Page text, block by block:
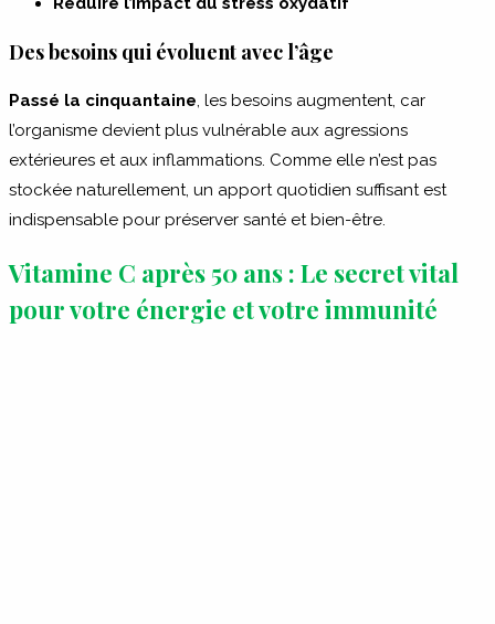
Des besoins qui évoluent avec l’âge
Passé la cinquantaine, les besoins augmentent, car
l’organisme devient plus vulnérable aux agressions
extérieures et aux inflammations. Comme elle n’est pas
stockée naturellement, un apport quotidien suffisant est
indispensable pour préserver santé et bien-être.
Vitamine C après 50 ans : Le secret vital
pour votre énergie et votre immunité